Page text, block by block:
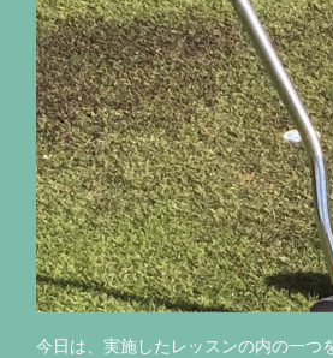
今日は、実施したレッスンの内の一つ